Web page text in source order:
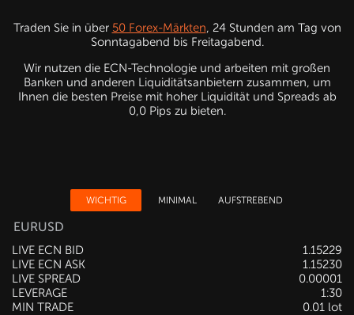
Traden Sie in über 50 Forex-Märkten, 24 Stunden am Tag von
Sonntagabend bis Freitagabend.
Wir nutzen die ECN-Technologie und arbeiten mit großen
Banken und anderen Liquiditätsanbietern zusammen, um
Ihnen die besten Preise mit hoher Liquidität und Spreads ab
0,0 Pips zu bieten.
WICHTIG MINIMAL AUFSTREBEND
EURUSD
LIVE ECN BID
1.15229
LIVE ECN ASK
1.15230
LIVE SPREAD
0.00001
LEVERAGE
1:30
MIN TRADE
0.01 lot